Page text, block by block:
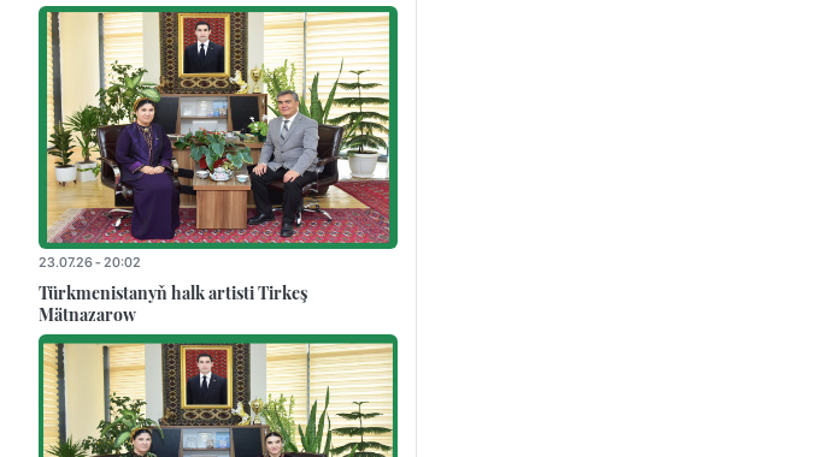
23.07.26 - 20:02
Türkmenistanyň halk artisti Tirkeş
Mätnazarow